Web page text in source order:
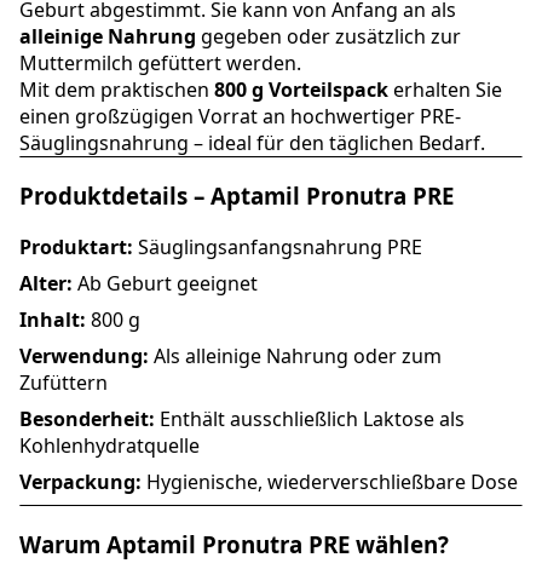
Geburt abgestimmt. Sie kann von Anfang an als
alleinige Nahrung gegeben oder zusätzlich zur
Muttermilch gefüttert werden.
Mit dem praktischen 800 g Vorteilspackerhalten Sie
einen großzügigen Vorrat an hochwertiger PRE-
Säuglingsnahrung – ideal für den täglichen Bedarf.
Produktdetails – Aptamil Pronutra PRE
Produktart: Säuglingsanfangsnahrung PRE
Alter: Ab Geburt geeignet
Inhalt: 800 g
Verwendung: Als alleinige Nahrung oder zum
Zufüttern
Besonderheit: Enthält ausschließlich Laktose als
Kohlenhydratquelle
Verpackung: Hygienische, wiederverschließbare Dose
Warum Aptamil Pronutra PRE wählen?